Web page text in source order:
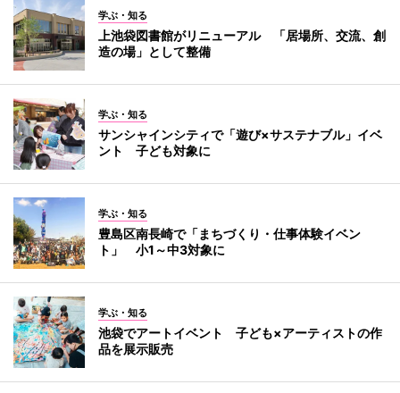
学ぶ・知る
上池袋図書館がリニューアル 「居場所、交流、創
造の場」として整備
学ぶ・知る
サンシャインシティで「遊び×サステナブル」イベ
ント 子ども対象に
学ぶ・知る
豊島区南長崎で「まちづくり・仕事体験イベン
ト」 小1～中3対象に
学ぶ・知る
池袋でアートイベント 子ども×アーティストの作
品を展示販売